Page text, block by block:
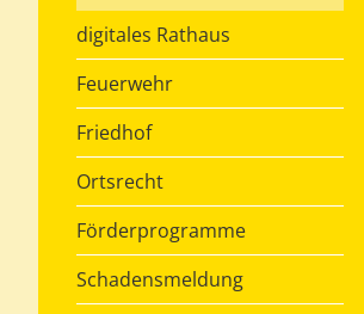
digitales Rathaus
Feuerwehr
Friedhof
Ortsrecht
Förderprogramme
Schadensmeldung